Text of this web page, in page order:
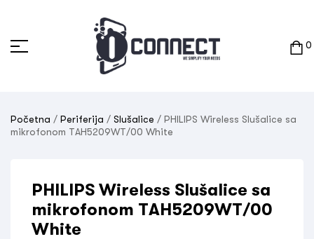
0
Početna / Periferija / Slušalice / PHILIPS Wireless Slušalice sa
mikrofonom TAH5209WT/00 White
PHILIPS Wireless Slušalice sa
mikrofonom TAH5209WT/00
White